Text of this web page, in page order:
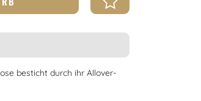
besticht durch ihr Allover-